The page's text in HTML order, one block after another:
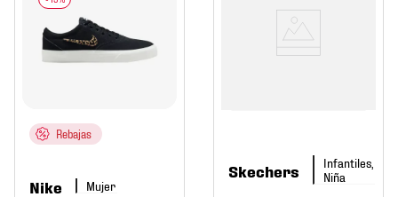
Rebajas
Nike Mujer
Skechers
Infantiles,
Niña